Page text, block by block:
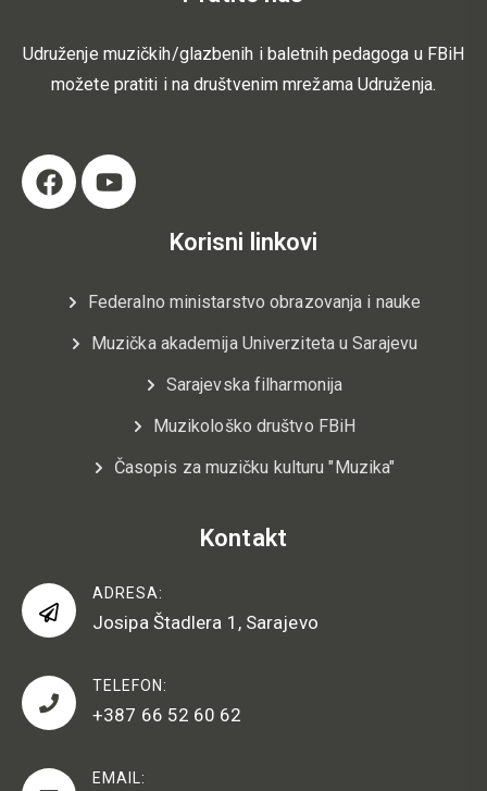
Udruženje muzičkih/glazbenih i baletnih pedagoga u FBiH
možete pratiti i na društvenim mrežama Udruženja.
Korisni linkovi
Federalno ministarstvo obrazovanja i nauke
Muzička akademija Univerziteta u Sarajevu
Sarajevska filharmonija
Muzikološko društvo FBiH
Časopis za muzičku kulturu "Muzika"
Kontakt
ADRESA:
Josipa Štadlera 1, Sarajevo
TELEFON:
+387 66 52 60 62
EMAIL: